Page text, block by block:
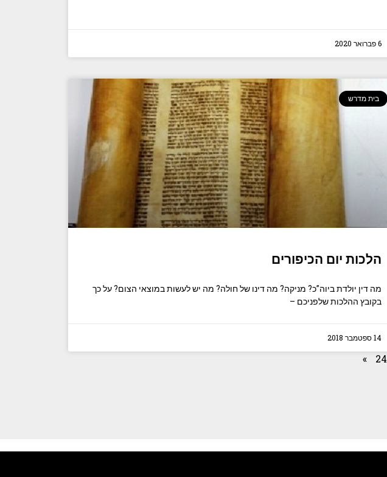
6 פברואר 2020
בית מדרש
הלכות יום הכיפורים
מה דין יולדת ביוה”כ? מניקה? מה דינו של חולה? מה יש לעשות במוצאי הצום? על כך
בקובץ ההלכות שלפניכם –
14 ספטמבר 2018
24
»